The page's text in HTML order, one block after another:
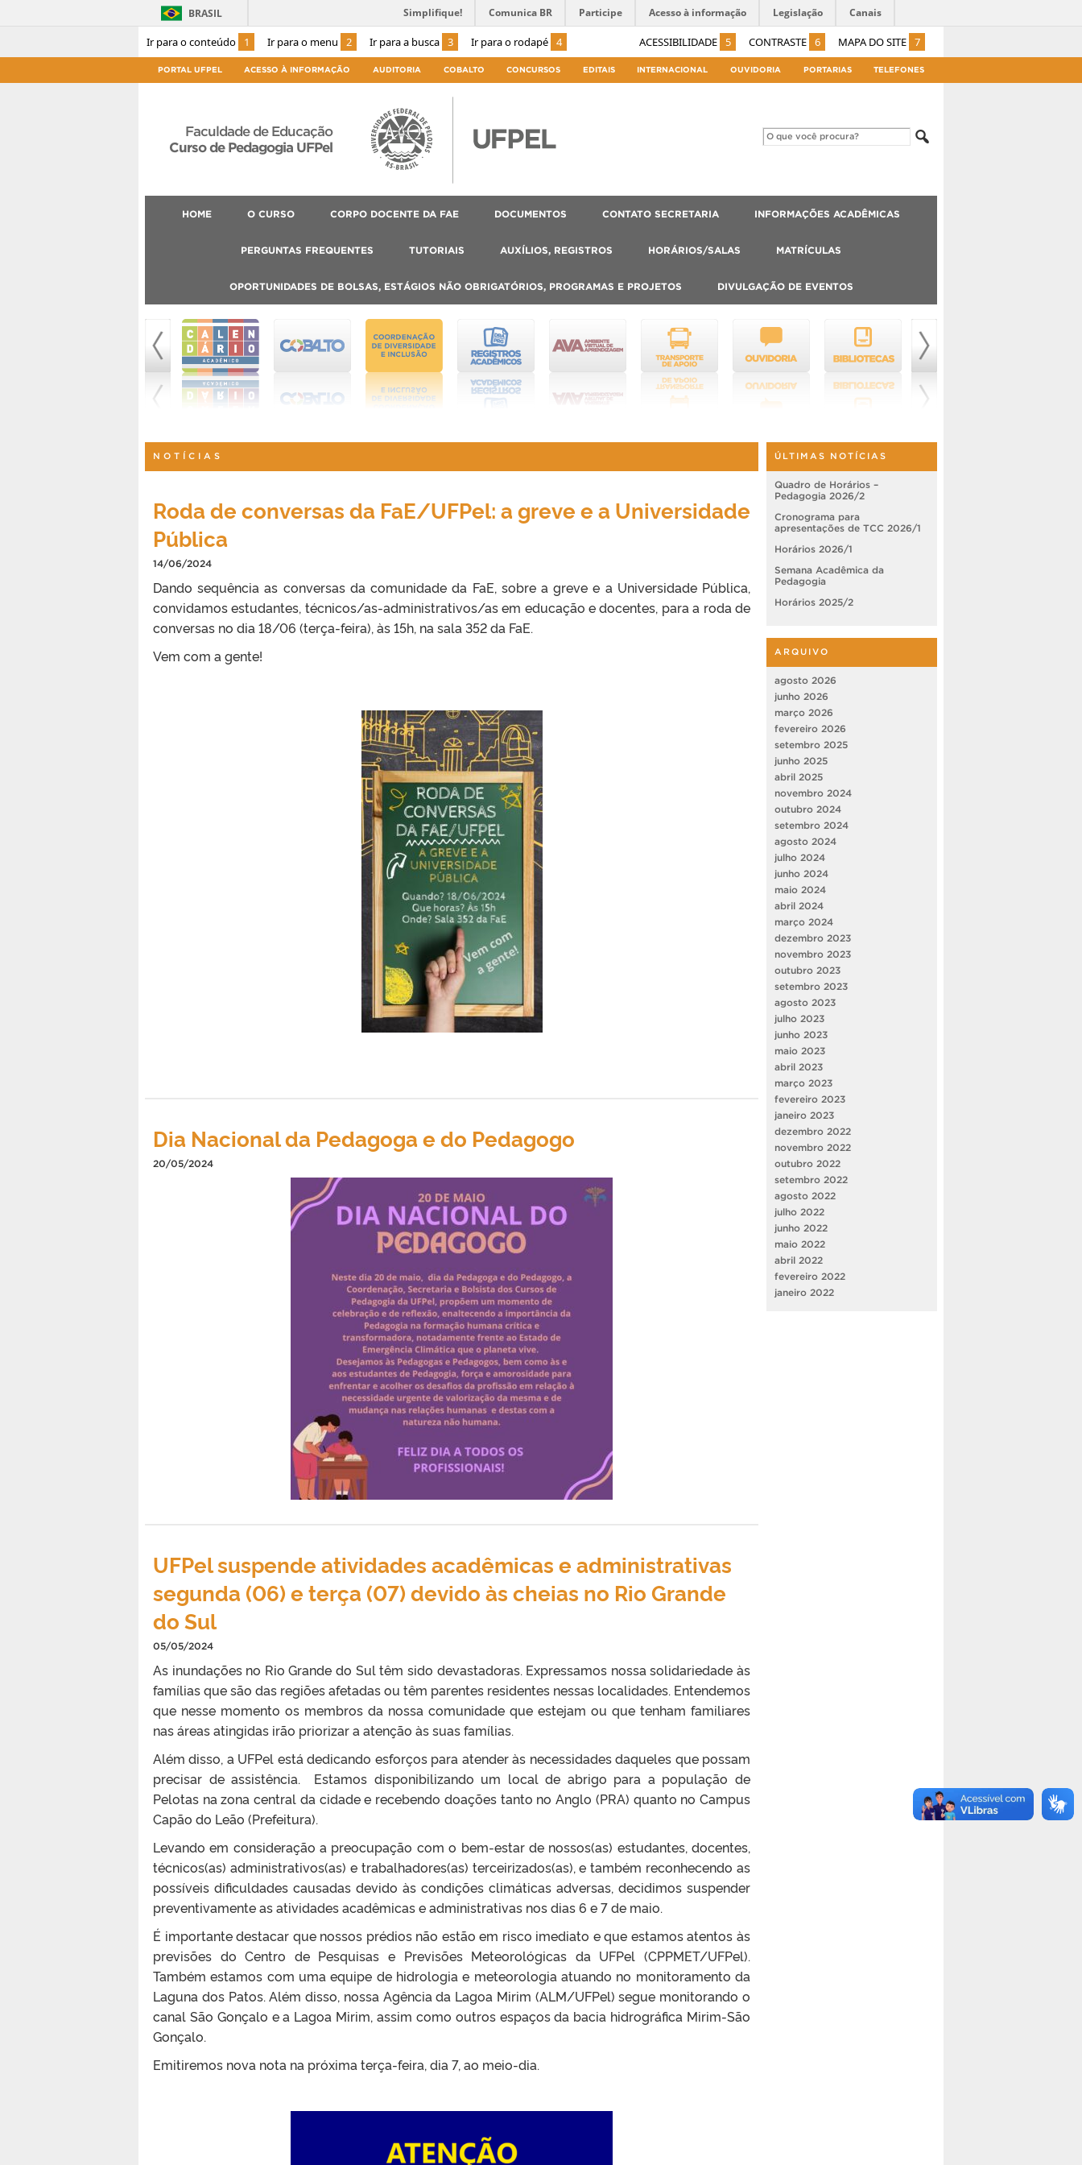
Ir para o conteúdo 1 Ir para o menu 2 Ir para a busca 3 Ir para o rodapé 4 ACESSIBILIDADE 5 CONTRASTE 6 MAPA DO SITE 7
BRASIL Simplifique! Comunica BR Participe Acesso à informação Legislação Canais
PORTAL UFPEL ACESSO À INFORMAÇÃO AUDITORIA COBALTO CONCURSOS EDITAIS INTERNACIONAL OUVIDORIA PORTARIAS TELEFONES
Faculdade de Educação
Curso de Pedagogia UFPel
HOME O CURSO CORPO DOCENTE DA FAE DOCUMENTOS CONTATO SECRETARIA INFORMAÇÕES ACADÊMICAS
PERGUNTAS FREQUENTES TUTORIAIS AUXÍLIOS, REGISTROS HORÁRIOS/SALAS MATRÍCULAS
OPORTUNIDADES DE BOLSAS, ESTÁGIOS NÃO OBRIGATÓRIOS, PROGRAMAS E PROJETOS DIVULGAÇÃO DE EVENTOS
NOTÍCIAS
Roda de conversas da FaE/UFPel: a greve e a Universidade
Pública
14/06/2024
Dando sequência as conversas da comunidade da FaE, sobre a greve e a Universidade Pública,
convidamos estudantes, técnicos/as-administrativos/as em educação e docentes, para a roda de
conversas no dia 18/06 (terça-feira), às 15h, na sala 352 da FaE.
Vem com a gente!
Dia Nacional da Pedagoga e do Pedagogo
20/05/2024
UFPel suspende atividades acadêmicas e administrativas
segunda (06) e terça (07) devido às cheias no Rio Grande
do Sul
05/05/2024
As inundações no Rio Grande do Sul têm sido devastadoras. Expressamos nossa solidariedade às
famílias que são das regiões afetadas ou têm parentes residentes nessas localidades. Entendemos
que nesse momento os membros da nossa comunidade que estejam ou que tenham familiares
nas áreas atingidas irão priorizar a atenção às suas famílias.
Além disso, a UFPel está dedicando esforços para atender às necessidades daqueles que possam
precisar de assistência. Estamos disponibilizando um local de abrigo para a população de
Pelotas na zona central da cidade e recebendo doações tanto no Anglo (PRA) quanto no Campus
Capão do Leão (Prefeitura).
Levando em consideração a preocupação com o bem-estar de nossos(as) estudantes, docentes,
técnicos(as) administrativos(as) e trabalhadores(as) terceirizados(as), e também reconhecendo as
possíveis dificuldades causadas devido às condições climáticas adversas, decidimos suspender
preventivamente as atividades acadêmicas e administrativas nos dias 6 e 7 de maio.
É importante destacar que nossos prédios não estão em risco imediato e que estamos atentos às
previsões do Centro de Pesquisas e Previsões Meteorológicas da UFPel (CPPMET/UFPel).
Também estamos com uma equipe de hidrologia e meteorologia atuando no monitoramento da
Laguna dos Patos. Além disso, nossa Agência da Lagoa Mirim (ALM/UFPel) segue monitorando o
canal São Gonçalo e a Lagoa Mirim, assim como outros espaços da bacia hidrográfica Mirim-São
Gonçalo.
Emitiremos nova nota na próxima terça-feira, dia 7, ao meio-dia.
ÚLTIMAS NOTÍCIAS
Quadro de Horários –
Pedagogia 2026/2
Cronograma para
apresentações de TCC 2026/1
Horários 2026/1
Semana Acadêmica da
Pedagogia
Horários 2025/2
ARQUIVO
agosto 2026
junho 2026
março 2026
fevereiro 2026
setembro 2025
junho 2025
abril 2025
novembro 2024
outubro 2024
setembro 2024
agosto 2024
julho 2024
junho 2024
maio 2024
abril 2024
março 2024
dezembro 2023
novembro 2023
outubro 2023
setembro 2023
agosto 2023
julho 2023
junho 2023
maio 2023
abril 2023
março 2023
fevereiro 2023
janeiro 2023
dezembro 2022
novembro 2022
outubro 2022
setembro 2022
agosto 2022
julho 2022
junho 2022
maio 2022
abril 2022
fevereiro 2022
janeiro 2022